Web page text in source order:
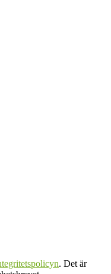
. Det är